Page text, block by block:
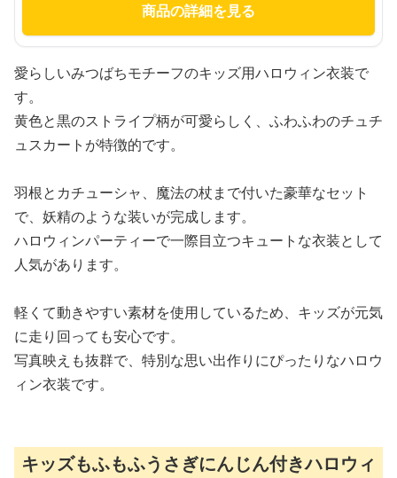
商品の詳細を見る
愛らしいみつばちモチーフのキッズ用ハロウィン衣装で
す。
黄色と黒のストライプ柄が可愛らしく、ふわふわのチュチ
ュスカートが特徴的です。
羽根とカチューシャ、魔法の杖まで付いた豪華なセット
で、妖精のような装いが完成します。
ハロウィンパーティーで一際目立つキュートな衣装として
人気があります。
軽くて動きやすい素材を使用しているため、キッズが元気
に走り回っても安心です。
写真映えも抜群で、特別な思い出作りにぴったりなハロウ
ィン衣装です。
キッズもふもふうさぎにんじん付きハロウィ